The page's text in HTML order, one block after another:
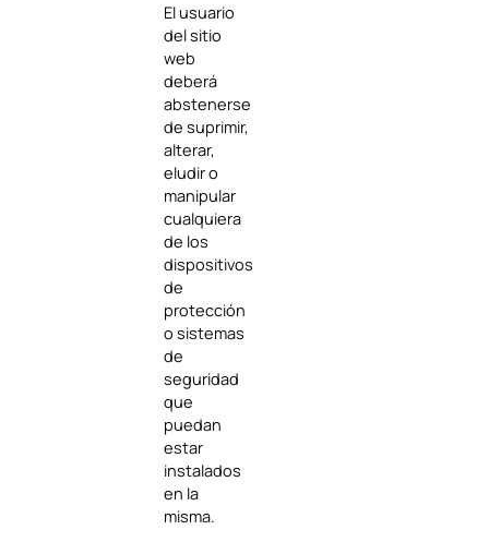
El usuario
del sitio
web
deberá
abstenerse
de suprimir,
alterar,
eludir o
manipular
cualquiera
de los
dispositivos
de
protección
o sistemas
de
seguridad
que
puedan
estar
instalados
en la
misma.